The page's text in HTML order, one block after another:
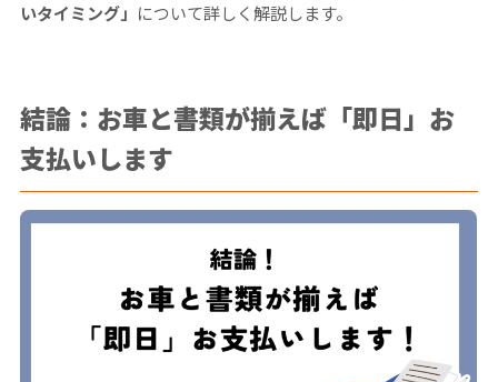
いタイミング」 について詳しく解説します。
結論：お車と書類が揃えば「即日」お
支払いします